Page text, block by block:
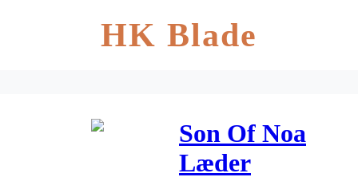
HK Blade
Son Of Noa
Læder